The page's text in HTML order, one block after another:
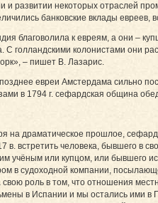
и развитии некоторых отраслей
банковские вклады
благоволила к евреям, а они –
С голландскими колонистами они
– пишет В. Лазарис.
евреи Амстердама сильно
в 1794 г. сефардская община
на драматическое прошлое,
в. встретить человека, бывшего в
учёным или купцом, или бывшего
в судоходной компании,
свою роль в том, что отношения
в Испании и мы остались ими в